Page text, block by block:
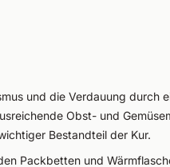
und die Verdauung durch
Obst- und
Bestandteil der Kur.
Packbetten und